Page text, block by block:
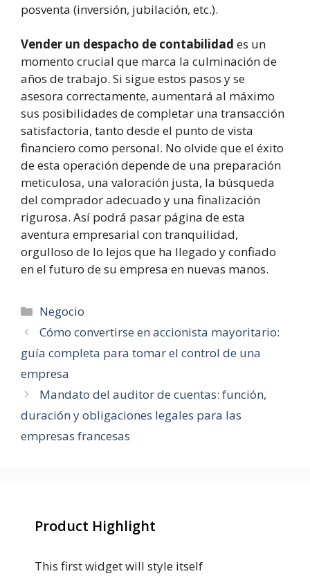
posventa (inversión, jubilación, etc.).
Vender un despacho de contabilidad es un
momento crucial que marca la culminación de
años de trabajo. Si sigue estos pasos y se
asesora correctamente, aumentará al máximo
sus posibilidades de completar una transacción
satisfactoria, tanto desde el punto de vista
financiero como personal. No olvide que el éxito
de esta operación depende de una preparación
meticulosa, una valoración justa, la búsqueda
del comprador adecuado y una finalización
rigurosa. Así podrá pasar página de esta
aventura empresarial con tranquilidad,
orgulloso de lo lejos que ha llegado y confiado
en el futuro de su empresa en nuevas manos.
Categorías
Negocio
Cómo convertirse en accionista mayoritario:
guía completa para tomar el control de una
empresa
Mandato del auditor de cuentas: función,
duración y obligaciones legales para las
empresas francesas
Product Highlight
This first widget will style itself